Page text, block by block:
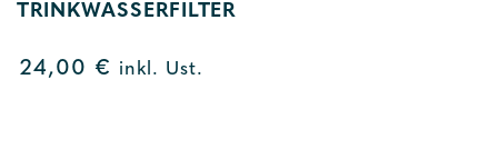
TRINKWASSERFILTER
24,00 € inkl. Ust.